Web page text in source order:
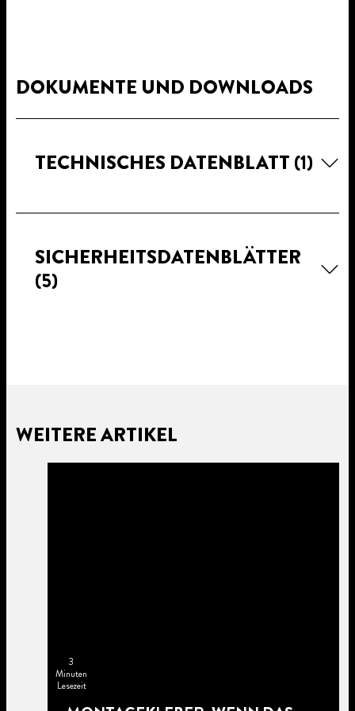
DOKUMENTE UND DOWNLOADS
TECHNISCHES DATENBLATT (1)
SICHERHEITSDATENBLÄTTER
(5)
WEITERE ARTIKEL
3
Minuten
Lesezeit